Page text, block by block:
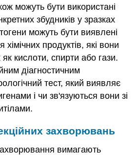
можуть бути використані
збудників у зразках
можуть бути виявлені
продуктів, які вони
кислоти, спирти або гази.
діагностичним
тест, який виявляє
і чи зв'язуються вони зі
захворювань
вимагають